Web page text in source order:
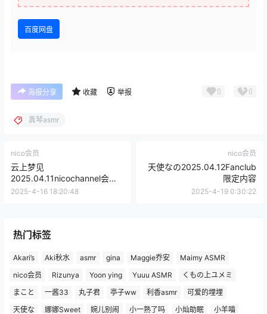
百度网盘
海报分享 收藏 举报 0 0
真琴asmr
nico会员
云上梦见
2025.04.11nicochannel会员
限定
2025-4-16 18:20:48
nico会员
天使なの2025.04.12Fanclub
限定内容
2025-4-19 0:30:22
热门标签
Akari’s Aki秋水 asmr gina Maggie乔安
Maimy ASMR
nico会员
Rizunya Yoon ying Yuuu ASMR
くもの上ユメミ
まこと
一酱33 丸子君 亭子ww 利香asmr
可爱的埋埋
天使な
娜娜Sweet 婉儿别闹 小一熟了吗 小灿助眠 小羊喵